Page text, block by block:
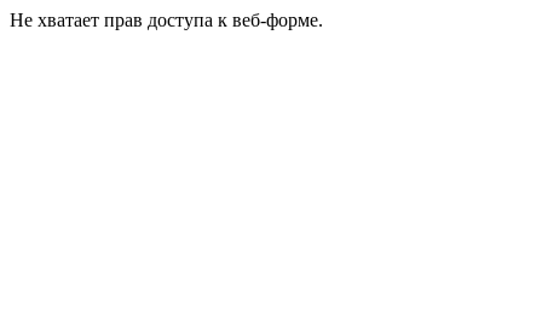
Не хватает прав доступа к веб-форме.